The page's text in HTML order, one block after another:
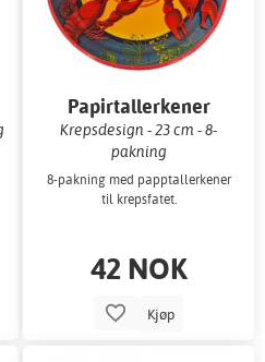
Papirtallerkener
Krepsdesign - 23 cm - 8-
pakning
8-pakning med papptallerkener
til krepsfatet.
42 NOK
Kjøp